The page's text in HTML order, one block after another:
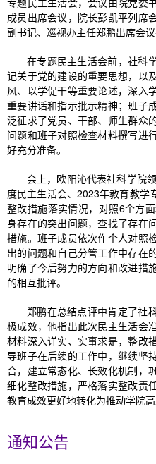
通知公告
成员出席会议，院长彭凯平列席
副书记、巡视办主任郑鹏出席会议
在专题民主生活会前，社科
记关于党的建设的重要思想，以
风、以学促干等重要论述，深入
重要讲话和指示批示精神；班子
泛征求了党员、干部、师生群众
问题和班子对照检查材料撰写进
好充分准备。
会上，欧阳沁代表社科学院
度民主生活会、2023年教育教学
整改措施落实情况，对照6个方
身存在的突出问题，查找了存在
措施。班子成员依次作个人对照
出的问题和自己分管工作中存在
明确了今后努力的方向和改进措
的相互批评。
郑鹏在总结点评中肯定了社
极成效，他指出此次民主生活会
材料深入详实、实事求是，整改
导班子在后续的工作中，继续坚
合，建立常态化、长效化机制，
细化整改措施，严格落实整改责
教育成效更好地转化为推动学院